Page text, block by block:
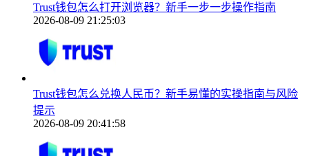
Trust钱包怎么打开浏览器？新手一步一步操作指南
2026-08-09 21:25:03
Trust钱包怎么兑换人民币？新手易懂的实操指南与风险
提示
2026-08-09 20:41:58